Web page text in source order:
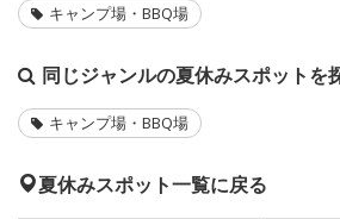
キャンプ場・BBQ場
同じジャンルの夏休みスポットを
キャンプ場・BBQ場
夏休みスポット一覧に戻る